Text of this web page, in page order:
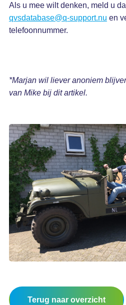
Als u mee wilt denken, meld u
qvsdatabase@q-support.nu en
telefoonnummer.
*Marjan wil liever anoniem
van Mike bij dit artikel.
Terug naar overzicht